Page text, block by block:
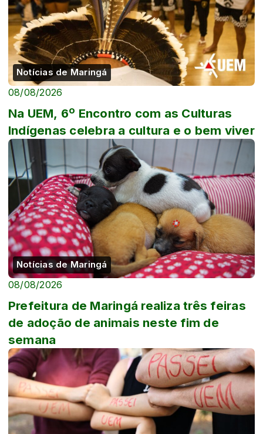
Notícias de Maringá
08/08/2026
Na UEM, 6º Encontro com as Culturas
Indígenas celebra a cultura e o bem viver
Notícias de Maringá
08/08/2026
Prefeitura de Maringá realiza três feiras
de adoção de animais neste fim de
semana